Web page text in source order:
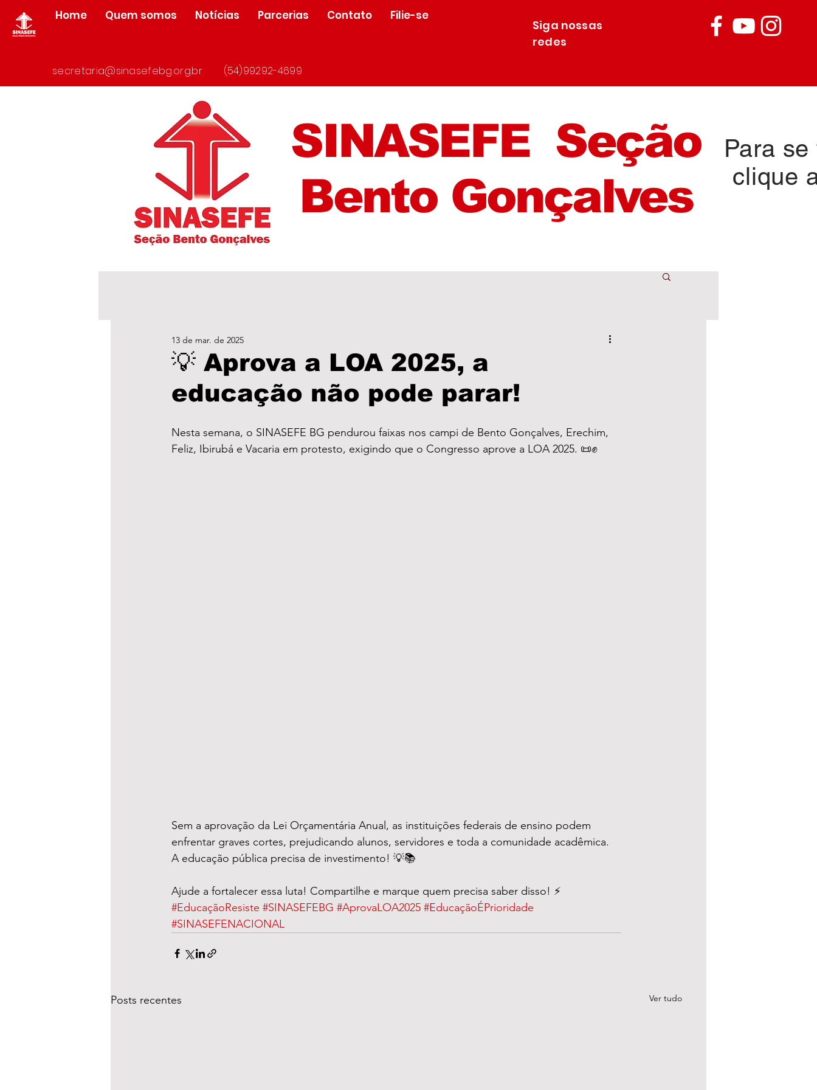
Home Quem somos Notícias Parcerias Contato Filie-se
Siga nossas
redes
secretaria@sinasefebg.org.br(54)99292-4699
SINASEFE Seção
Bento Gonçalves
Para
clique
💡 Aprova a LOA 2025, a
educação não pode parar!
13 de mar. de 2025
Nesta semana, o SINASEFE BG pendurou faixas nos campi de Bento Gonçalves, Erechim,
Feliz, Ibirubá e Vacaria em protesto, exigindo que o Congresso aprove a LOA 2025. 📜✊
Sem a aprovação da Lei Orçamentária Anual, as instituições federais de ensino podem
enfrentar graves cortes, prejudicando alunos, servidores e toda a comunidade acadêmica.
A educação pública precisa de investimento! 💡📚
Ajude a fortalecer essa luta! Compartilhe e marque quem precisa saber disso! ⚡
#EducaçãoResiste #SINASEFEBG #AprovaLOA2025 #EducaçãoÉPrioridade
#SINASEFENACIONAL
Posts recentes Ver tudo